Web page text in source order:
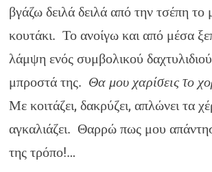
βγάζω δειλά δειλά από την τσέπη το
κουτάκι. Το ανοίγω και από μέσα
λάμψη ενός συμβολικού
μπροστά της. Θα μου χαρίσεις το
Με κοιτάζει, δακρύζει, απλώνει τα
αγκαλιάζει. Θαρρώ πως μου
της τρόπο!…